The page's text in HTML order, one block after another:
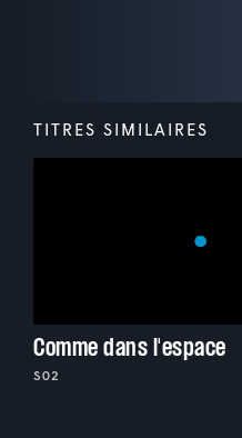
TITRES SIMILAIRES
Comme dans l'espace
S02